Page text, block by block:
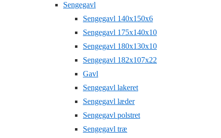
Sengegavl
Sengegavl 140x150x6
Sengegavl 175x140x10
Sengegavl 180x130x10
Sengegavl 182x107x22
Gavl
Sengegavl lakeret
Sengegavl læder
Sengegavl polstret
Sengegavl træ